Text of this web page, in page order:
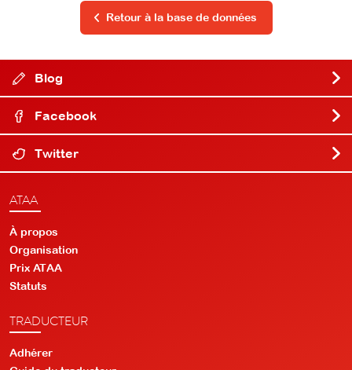
Retour à la base de données
Blog
Facebook
Twitter
ATAA
À propos
Organisation
Prix ATAA
Statuts
TRADUCTEUR
Adhérer